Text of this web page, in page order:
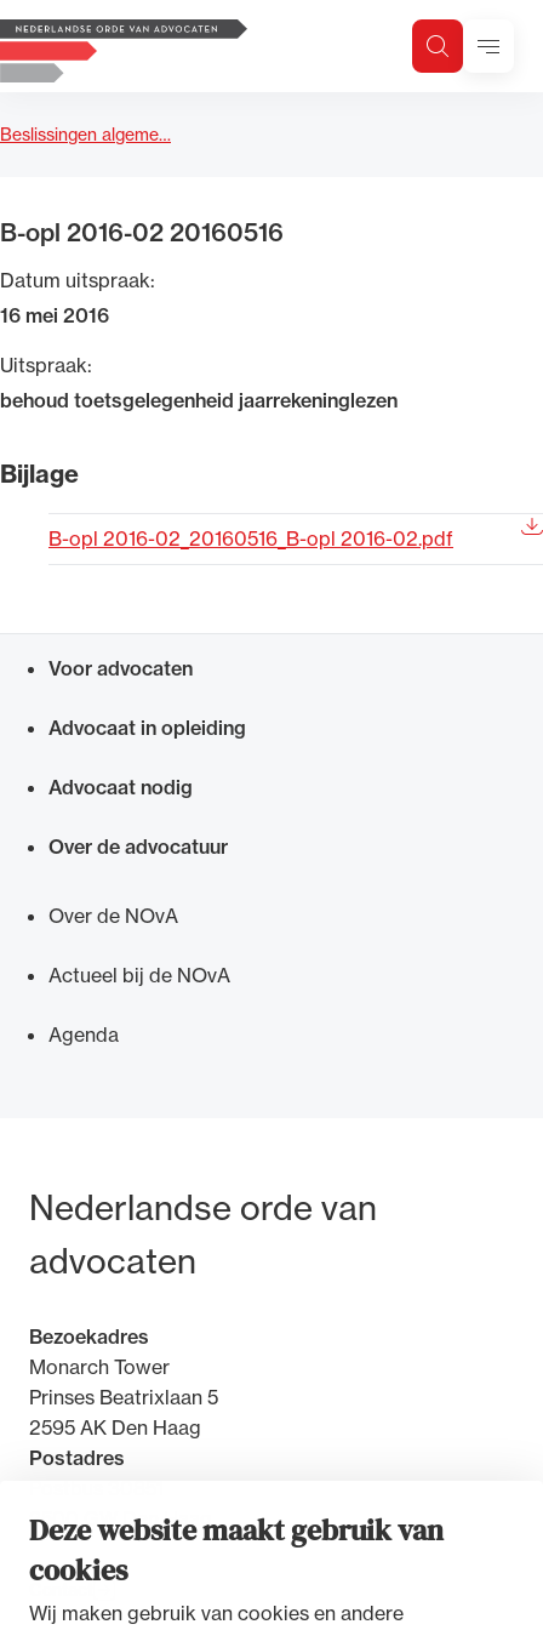
Deze website maakt gebruik van
cookies
Wij maken gebruik van cookies en andere
Logo, to the homepage
ZoekenMenu
Beslissingen algeme…
B-opl 2016-02 20160516
Datum uitspraak:
16 mei 2016
Uitspraak:
behoud toetsgelegenheid jaarrekeninglezen
Bijlage
B-opl 2016-02_20160516_B-opl 2016-02.pdf
Voor advocaten
Advocaat in opleiding
Advocaat nodig
Over de advocatuur
Over de NOvA
Actueel bij de NOvA
Agenda
Bezoek- en postadres
Nederlandse orde van
advocaten
Bezoekadres
Monarch Tower
Prinses Beatrixlaan 5
2595 AK Den Haag
Postadres
2500 GW Den Haag
Zoeken
Zoek op trefwoord
advocatuur (Roda).
beroepsuitoefening: van de advocatenpas tot
geheimhoudernummers.